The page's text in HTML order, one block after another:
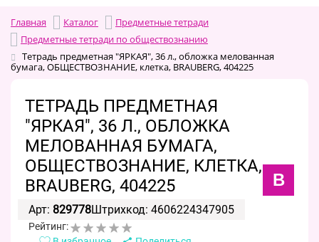
Главная Каталог
Предметные тетради
Предметные тетради по обществознанию
Тетрадь предметная "ЯРКАЯ", 36 л., обложка мелованная
бумага, ОБЩЕСТВОЗНАНИЕ, клетка, BRAUBERG, 404225
ТЕТРАДЬ ПРЕДМЕТНАЯ
"ЯРКАЯ", 36 Л., ОБЛОЖКА
МЕЛОВАННАЯ БУМАГА,
ОБЩЕСТВОЗНАНИЕ, КЛЕТКА,
BRAUBERG, 404225
B
Арт: 829778Штрихкод: 4606224347905
Рейтинг: